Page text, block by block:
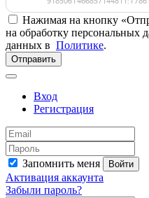
Нажимая на кнопку
на обработку персональных
данных в Политике.
Отправить
Вход
Регистрация
Запомнить меня Войти
Активация аккаунта
Забыли пароль?